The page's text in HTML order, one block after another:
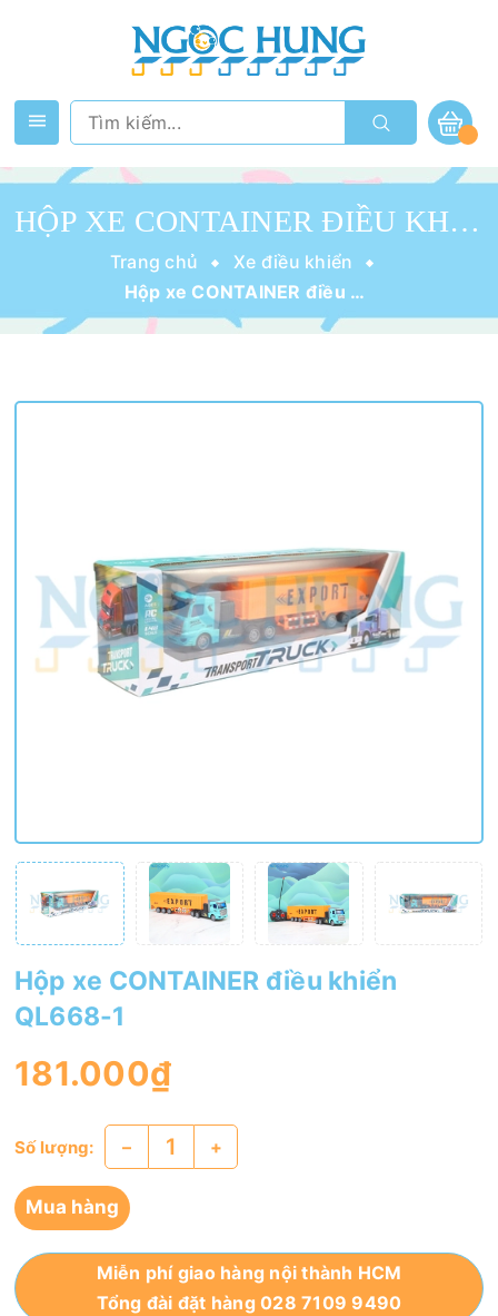
HỘP XE CONTAINER ĐIỀU KHIỂN QL668-1
Trang chủ
Xe điều khiển
Hộp xe CONTAINER điều khiển QL668-1
Hộp xe CONTAINER điều khiển
QL668-1
181.000₫
Số lượng: – +
Mua hàng
Miễn phí giao hàng nội thành HCM
Tổng đài đặt hàng 028 7109 9490